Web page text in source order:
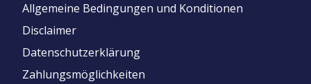
Allgemeine Bedingungen und Konditionen
Disclaimer
Datenschutzerklärung
Zahlungsmöglichkeiten